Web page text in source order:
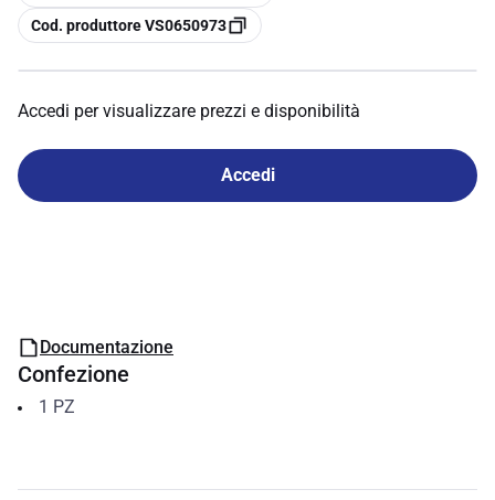
copia
Cod. produttore VS0650973
Accedi per visualizzare prezzi e disponibilità
Accedi
Documentazione
Confezione
1 PZ